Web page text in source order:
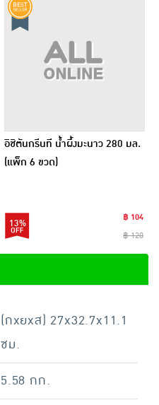
อิชิตันกรีนที น้ำผึ้งมะนาว 280 มล.
(แพ็ก 6 ขวด)
13%
฿ 104
฿ 120
(กxยxส) 27x32.7x11.1
ซม.
5.58 กก.